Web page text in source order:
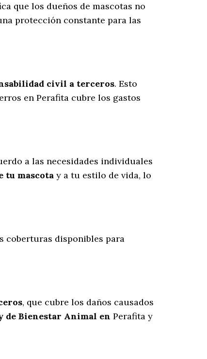
que los dueños de mascotas no
protección constante para las
civil a terceros. Esto
en Perafita cubre los gastos
a las necesidades individuales
tu mascota y a tu estilo de vida, lo
coberturas disponibles para
, que cubre los daños causados
de Bienestar Animal en Perafita y